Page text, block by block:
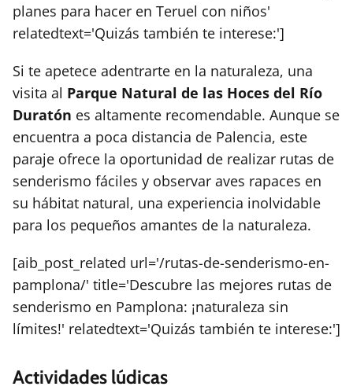
planes para hacer en Teruel con niños'
relatedtext='Quizás también te interese:']
Si te apetece adentrarte en la naturaleza, una
visita al Parque Natural de las Hoces del Río
Duratón es altamente recomendable. Aunque se
encuentra a poca distancia de Palencia, este
paraje ofrece la oportunidad de realizar rutas de
senderismo fáciles y observar aves rapaces en
su hábitat natural, una experiencia inolvidable
para los pequeños amantes de la naturaleza.
[aib_post_related url='/rutas-de-senderismo-en-
pamplona/' title='Descubre las mejores rutas de
senderismo en Pamplona: ¡naturaleza sin
límites!' relatedtext='Quizás también te interese:']
Actividades lúdicas